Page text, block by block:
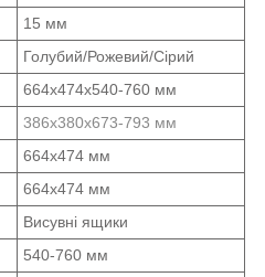
15 мм
Голубий/Рожевий/Сірий
664x474x540-760 мм
386x380x673-793 мм
664x474 мм
664x474 мм
Висувні ящики
540-760 мм